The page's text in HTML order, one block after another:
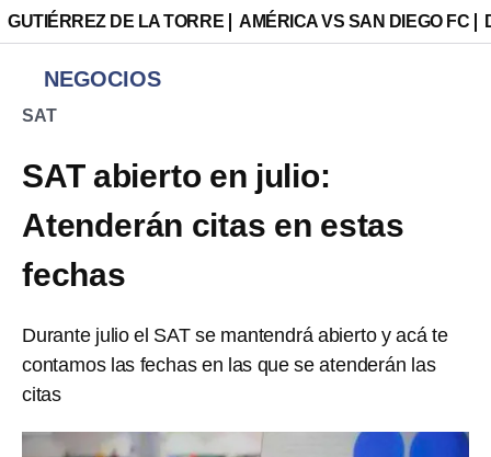
GUTIÉRREZ DE LA TORRE AMÉRICA VS SAN DIEGO FC
NEGOCIOS
SAT
SAT abierto en julio:
Atenderán citas en estas
fechas
Durante julio el SAT se mantendrá abierto y acá te
contamos las fechas en las que se atenderán las
citas